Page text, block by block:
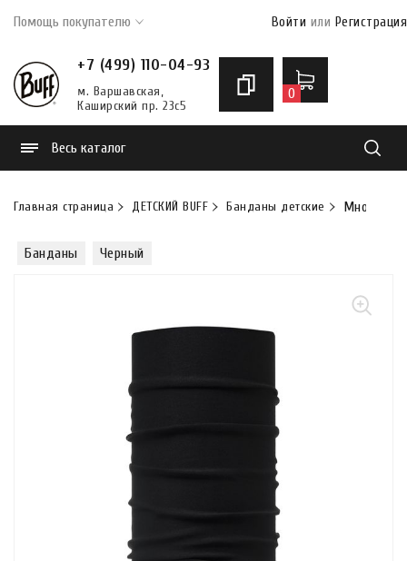
Помощь покупателю Войти или Регистрация
+7 (499) 110-04-93
м. Варшавская,
Каширский пр. 23с5
0
Весь каталог
Главная страница ДЕТСКИЙ BUFF Банданы детские
Банданы Черный